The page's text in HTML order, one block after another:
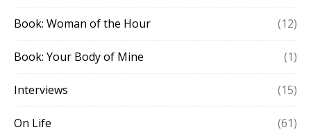
Book: Woman of the Hour (12)
Book: Your Body of Mine (1)
Interviews (15)
On Life (61)